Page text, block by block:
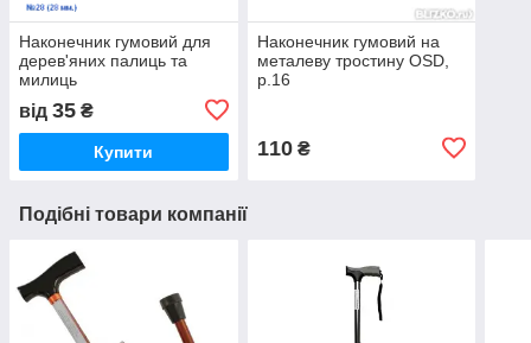
Наконечник гумовий для
дерев'яних палиць та
милиць
від 35 ₴
Купити
Наконечник гумовий на
металеву тростину OSD,
р.16
110₴
Подібні товари компанії